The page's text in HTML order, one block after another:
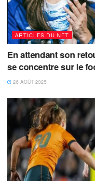
ARTICLES DU NET
En attendant son
se concentre sur le
26 AOÛT 2025